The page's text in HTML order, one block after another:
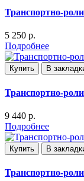
Транспортно-
5 250 р.
Подробнее
Купить В
Транспортно-
9 440 р.
Подробнее
Купить В
Транспортно-